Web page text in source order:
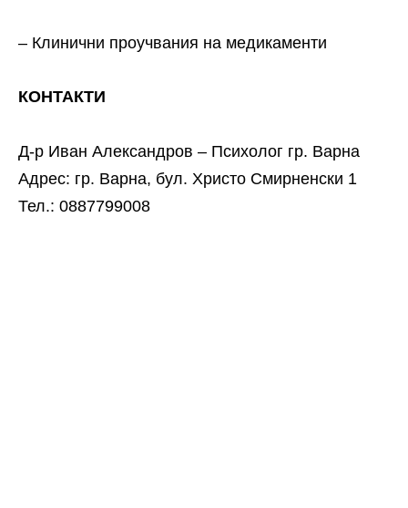
– Клинични проучвания на медикаменти
КОНТАКТИ
Д-р Иван Александров – Психолог гр. Варна
Адрес: гр. Варна, бул. Христо Смирненски 1
Тел.: 0887799008